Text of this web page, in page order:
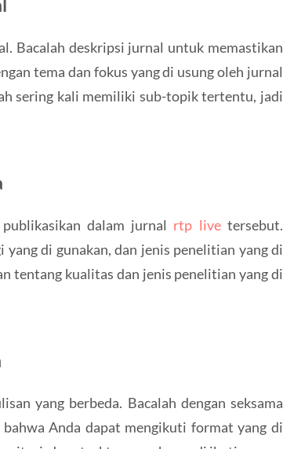
Bacalah deskripsi jurnal untuk memastikan
tema dan fokus yang di usung oleh jurnal
sering kali memiliki sub-topik tertentu, jadi
dalam jurnal rtp livetersebut.
di gunakan, dan jenis penelitian yang di
tentang kualitas dan jenis penelitian yang di
yang berbeda. Bacalah dengan seksama
Anda dapat mengikuti format yang di